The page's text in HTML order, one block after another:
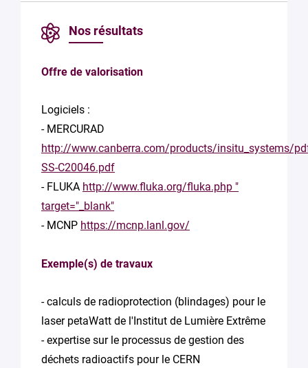
Nos résultats
Offre de valorisation
Logiciels :
- MERCURAD
http://www.canberra.com/products/insitu_systems/
SS-C20046.pdf
- FLUKA http://www.fluka.org/fluka.php "
target="_blank"
- MCNP https://mcnp.lanl.gov/
Exemple(s) de travaux
- calculs de radioprotection (blindages) pour le
laser petaWatt de l'Institut de Lumière Extrême
- expertise sur le processus de gestion des
déchets radioactifs pour le CERN